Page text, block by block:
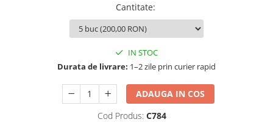
Cantitate:
IN STOC
Durata de livrare: 1–2 zile prin curier rapid
ADAUGA IN COS
Cod Produs: C784